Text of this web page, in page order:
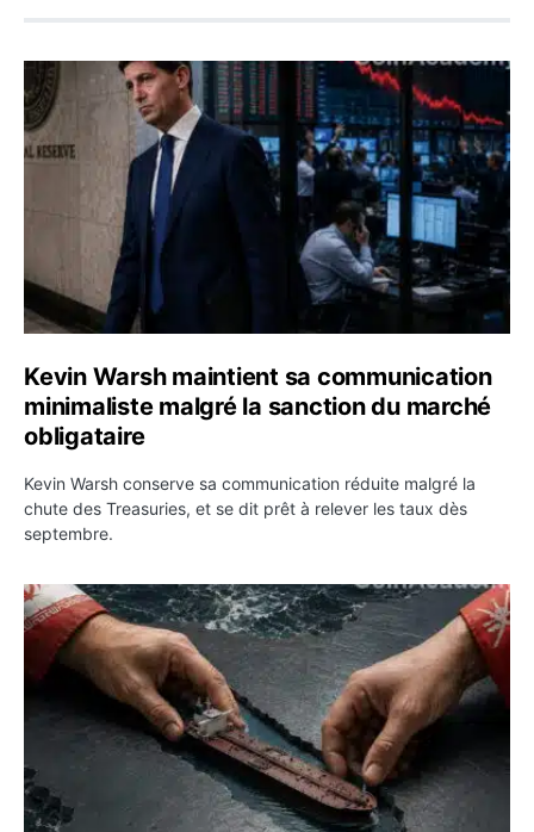
Kevin Warsh maintient sa communication minimaliste
Kevin Warsh maintient sa communication
minimaliste malgré la sanction du marché
obligataire
Kevin Warsh conserve sa communication réduite malgré la
chute des Treasuries, et se dit prêt à relever les taux dès
septembre.
Ormuz : l’Iran annonce un accord avec Oman sur une